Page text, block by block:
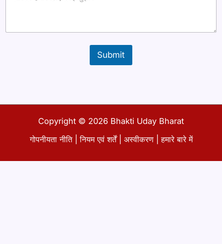
Submit
Copyright © 2026 Bhakti Uday Bharat
गोपनीयता नीति|नियम एवं शर्तें| अस्वीकरण |हमारे बारे में